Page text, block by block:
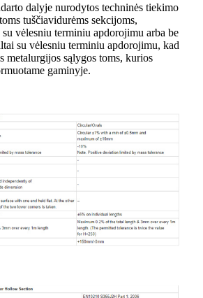
dalyje nurodytos techninės tiekimo
tuščiavidurėms sekcijoms,
vėlesniu terminiu apdorojimu arba be
su vėlesniu terminiu apdorojimu, kad
metalurgijos sąlygos toms, kurios
gaminyje.